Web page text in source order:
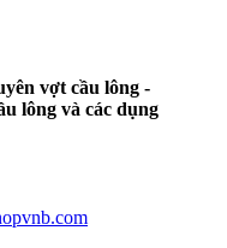
vợt cầu lông -
lông và các dụng